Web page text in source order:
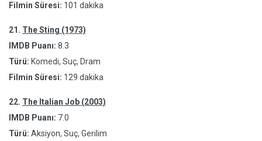
Filmin Süresi: 101 dakika
21. The Sting (1973)
IMDB Puanı: 8.3
Türü: Komedi, Suç, Dram
Filmin Süresi: 129 dakika
22. The Italian Job (2003)
IMDB Puanı: 7.0
Türü: Aksiyon, Suç, Gerilim